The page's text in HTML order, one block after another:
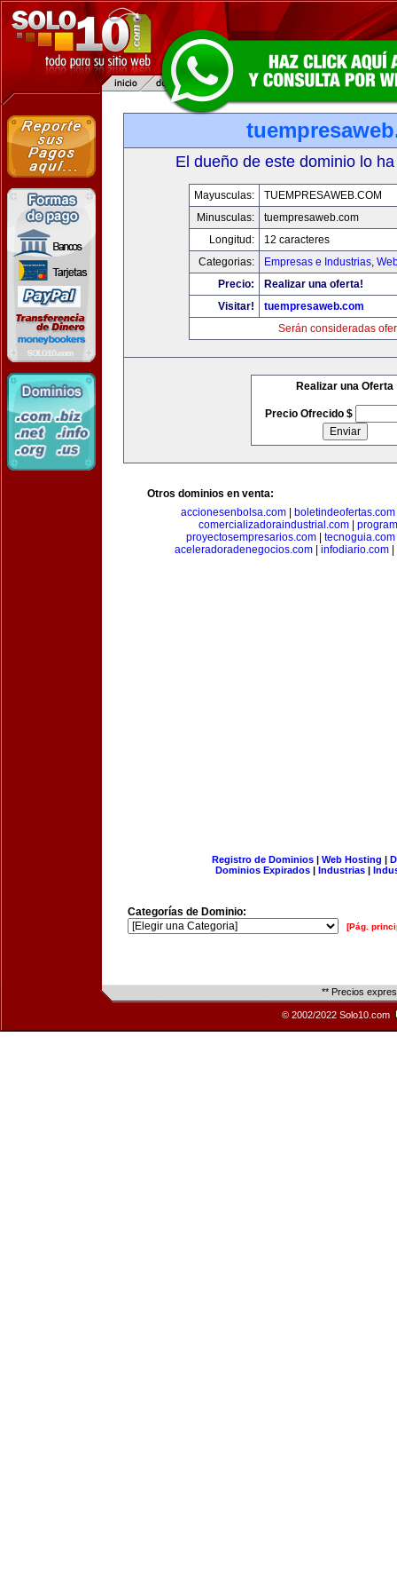
El dueño de este dominio lo
Mayusculas:
TUEMPRESAWEB.COM
Minusculas:
tuempresaweb.com
Longitud:
12 caracteres
Categorias:
Empresas e Industrias,
Precio:
Realizar una oferta!
Visitar!
tuempresaweb.com
Serán consideradas
Realizar una Oferta
Precio Ofrecido $
Otros dominios en venta:
accionesenbolsa.com
boletindeofertas.com
comercializadoraindustrial.com
proyectosempresarios.com
tecnoguia.com
aceleradoradenegocios.com| infodiario.com|
Registro de Dominios| Web Hosting |
Dominios Expirados | Industrias |
Categorías de Dominio:
[Pág.
** Precios
© 2002/2022 Solo10.com